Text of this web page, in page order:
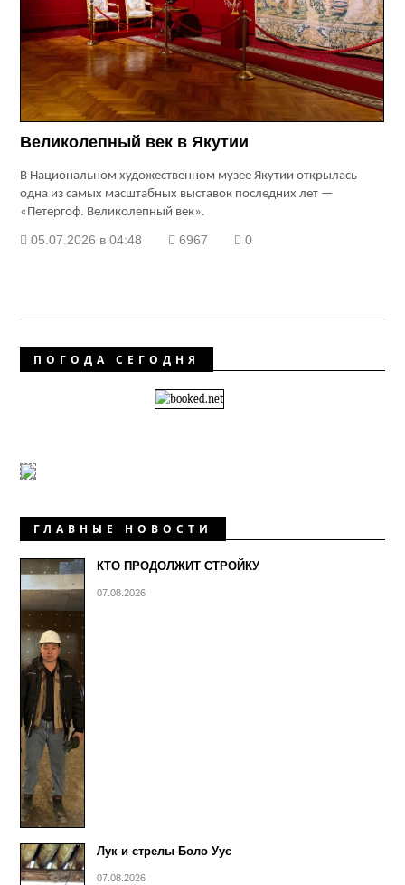
Великолепный век в Якутии
В Национальном художественном музее Якутии открылась
одна из самых масштабных выставок последних лет —
«Петергоф. Великолепный век».
05.07.2026 в 04:48 6967 0
ПОГОДА СЕГОДНЯ
ГЛАВНЫЕ НОВОСТИ
КТО ПРОДОЛЖИТ СТРОЙКУ
07.08.2026
Лук и стрелы Боло Уус
07.08.2026